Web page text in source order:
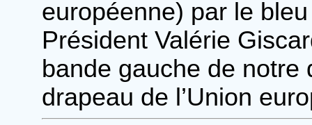
européenne) par le
Président Valérie
bande gauche de
drapeau de l’Union